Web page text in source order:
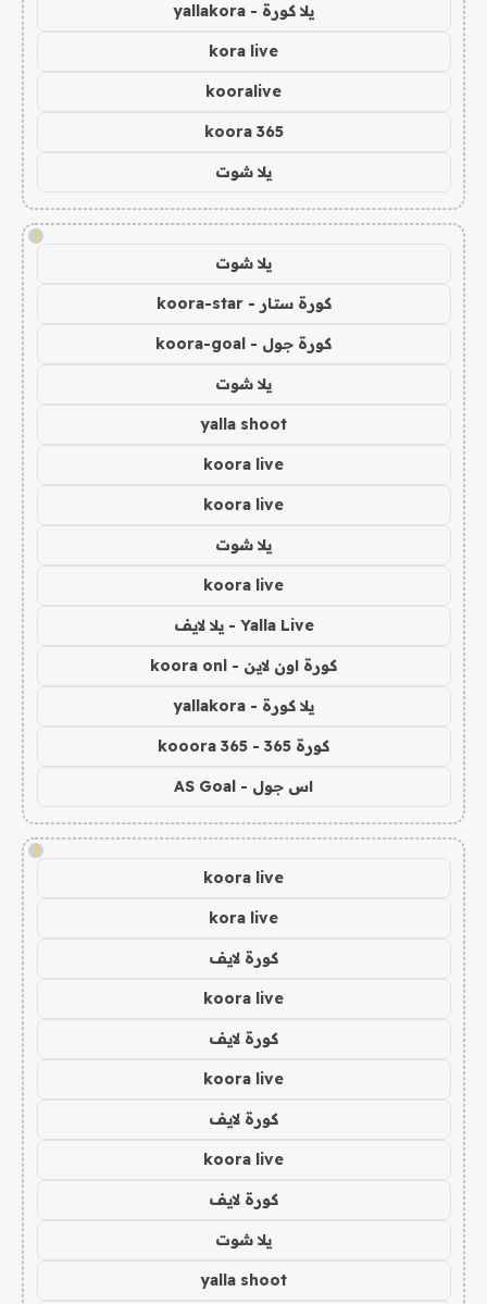
يلا كورة - yallakora
kora live
kooralive
koora 365
يلا شوت
!
يلا شوت
كورة ستار - koora-star
كورة جول - koora-goal
يلا شوت
yalla shoot
koora live
koora live
يلا شوت
koora live
Yalla Live - يلا لايف
كورة اون لاين - koora onl
يلا كورة - yallakora
كورة 365 - kooora 365
اس جول - AS Goal
!
koora live
kora live
كورة لايف
koora live
كورة لايف
koora live
كورة لايف
koora live
كورة لايف
يلا شوت
yalla shoot